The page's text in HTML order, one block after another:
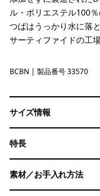
ル・ポリエステル100
つばはうっかり水に落
サーティファイドの工
Bobcat Brown
BCBN | 製品番号 33570
サイズ情報
特長
素材／お手入れ方法